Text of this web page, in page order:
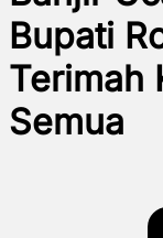
Bupati
Terimah
Semua